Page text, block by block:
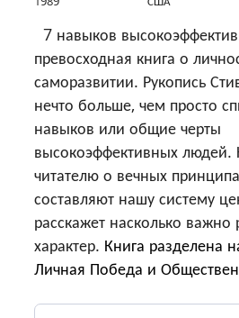
7 навыков
превосходная книга о
саморазвитии. Рукопись
нечто больше, чем просто
навыков или общие черты
высокоэффективных людей.
читателю о вечных
составляют нашу систему
расскажет насколько важно
характер. Книга разделена
Личная Победа и